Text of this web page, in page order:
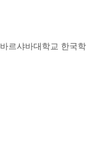
바르샤바대학교 한국학